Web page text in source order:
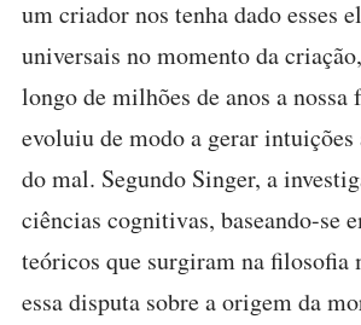
um criador nos tenha dado esses
universais no momento da
longo de milhões de anos a nossa
evoluiu de modo a gerar intuições
do mal. Segundo Singer, a
ciências cognitivas, baseando-se
teóricos que surgiram na filosofia
essa disputa sobre a origem da